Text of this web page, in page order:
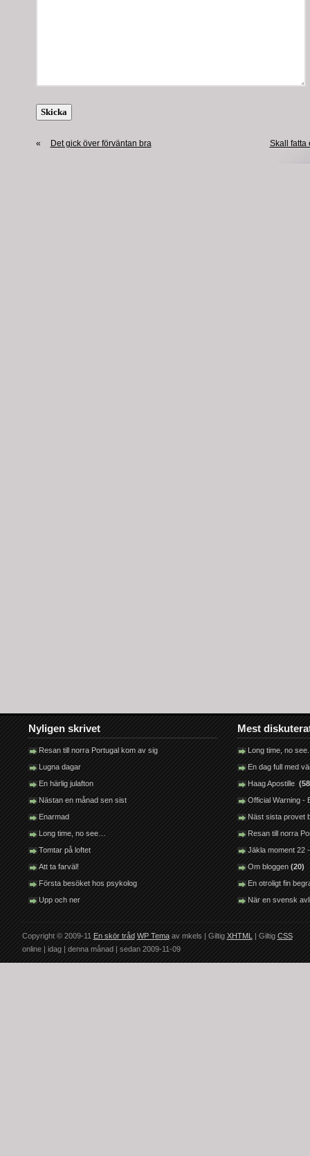
« Det gick över förväntan bra Skall fatta
Nyligen skrivet
Resan till norra Portugal kom av sig
Lugna dagar
En härlig julafton
Nästan en månad sen sist
Enarmad
Long time, no see…
Tomtar på loftet
Att ta farväl!
Första besöket hos psykolog
Upp och ner
Mest
Long time, no
En dag full med
Haag Apostille
Official Warning
Näst sista provet
Resan till norra
Jäkla moment 22
Om bloggen(20)
En otroligt fin
När en svensk
Copyright © 2009-11En skör tråd WP Temaav mkels | GiltigXHTML| GiltigCSS
online |idag |denna månad |sedan 2009-11-09